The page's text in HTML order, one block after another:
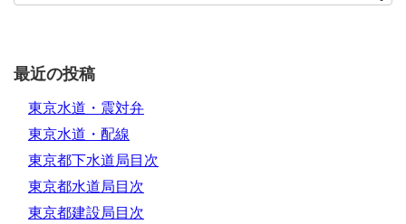
最近の投稿
東京水道・震対弁
東京水道・配線
東京都下水道局目次
東京都水道局目次
東京都建設局目次